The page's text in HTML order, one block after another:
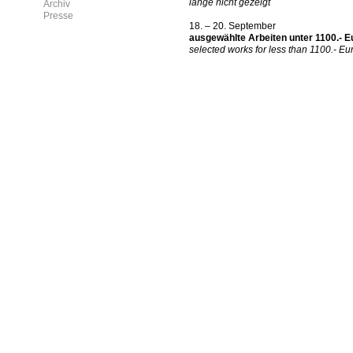
lange nicht gezeigt
18. – 20. September
ausgewählte Arbeiten unter 1100.-
selected works for less than 1100.-
Archiv
Presse